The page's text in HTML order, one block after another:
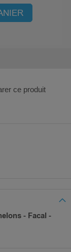
ce produit
- Facal -